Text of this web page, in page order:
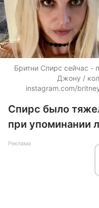
Бритни Спирс сейчас -
Джону /
instagram.com/
Спирс было
при упоминании
Реклама